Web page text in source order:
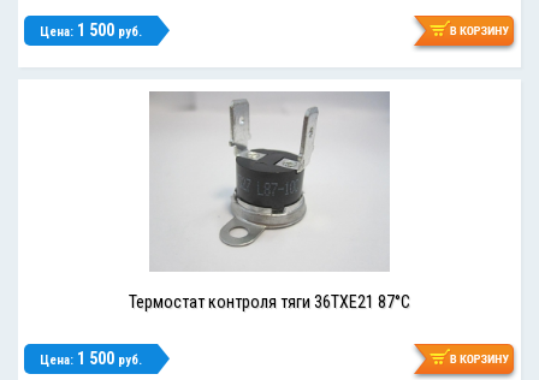
Цена:1 500 руб.
Термостат контроля тяги 36TXE21 87°C
Цена:1 500 руб.